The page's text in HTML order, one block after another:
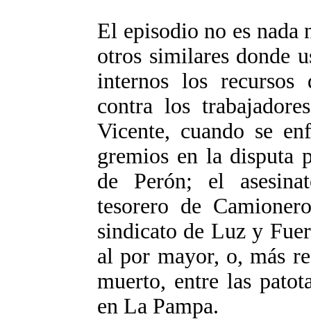
El episodio no es nada
otros similares donde
internos los recursos
contra los
Vicente, cuando se
gremios en la disputa
de Perón; el
tesorero de
sindicato de Luz y
al por mayor, o, más
muerto, entre las
en La Pampa.